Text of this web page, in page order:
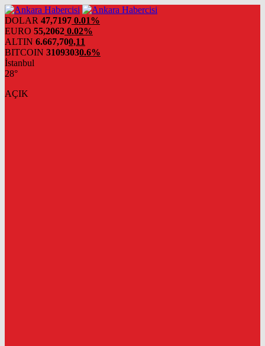
DOLAR 47,7197 0.01%
EURO 55,2062 0.02%
ALTIN 6.667,700,11
BITCOIN 31093030.6%
İstanbul
28°
AÇIK